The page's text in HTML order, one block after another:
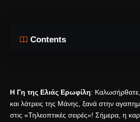
Contents
Η Γη της Ελιάς Ερωφίλη: Καλωσήρθατε,
και λάτρεις της Μάνης, ξανά στην
στις «Τηλεοπτικές σειρές»! Σήμερα, η